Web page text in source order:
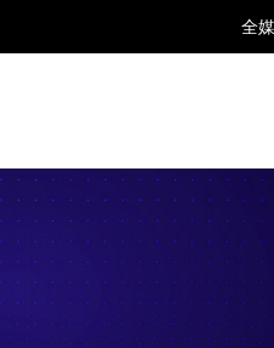
全
手号 喜马拉雅 财富号